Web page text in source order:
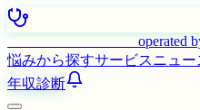
operated
悩みから探すサービスニュー
年収診断